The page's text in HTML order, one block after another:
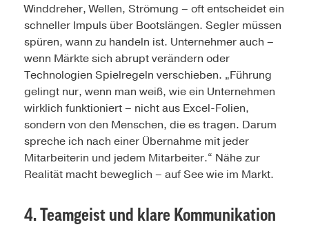
Winddreher, Wellen, Strömung – oft entscheidet ein
schneller Impuls über Bootslängen. Segler müssen
spüren, wann zu handeln ist. Unternehmer auch –
wenn Märkte sich abrupt verändern oder
Technologien Spielregeln verschieben. „Führung
gelingt nur, wenn man weiß, wie ein Unternehmen
wirklich funktioniert – nicht aus Excel-Folien,
sondern von den Menschen, die es tragen. Darum
spreche ich nach einer Übernahme mit jeder
Mitarbeiterin und jedem Mitarbeiter.“ Nähe zur
Realität macht beweglich – auf See wie im Markt.
4. Teamgeist und klare Kommunikation